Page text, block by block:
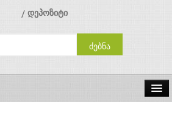
დეპოზიტი